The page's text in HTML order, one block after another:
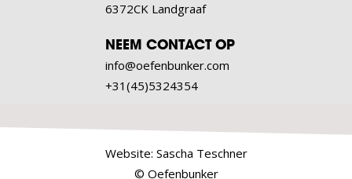
6372CK Landgraaf
NEEM CONTACT OP
info@oefenbunker.com
+31(45)5324354
Website: Sascha Teschner
© Oefenbunker